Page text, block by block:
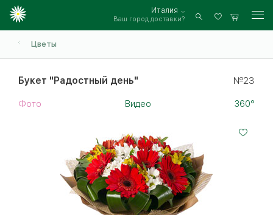
Италия
Ваш город доставки? Войти
Цветы
Букет "Радостный день" №23
Фото Видео 360°